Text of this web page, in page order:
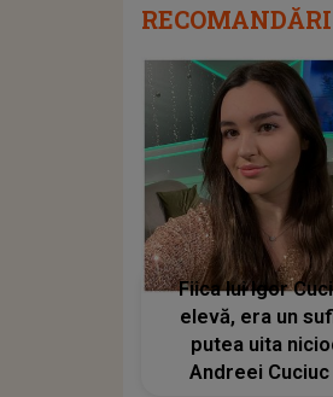
RECOMANDĂRI
Fiica lui Igor
elevă, era un
putea uita
Andreei